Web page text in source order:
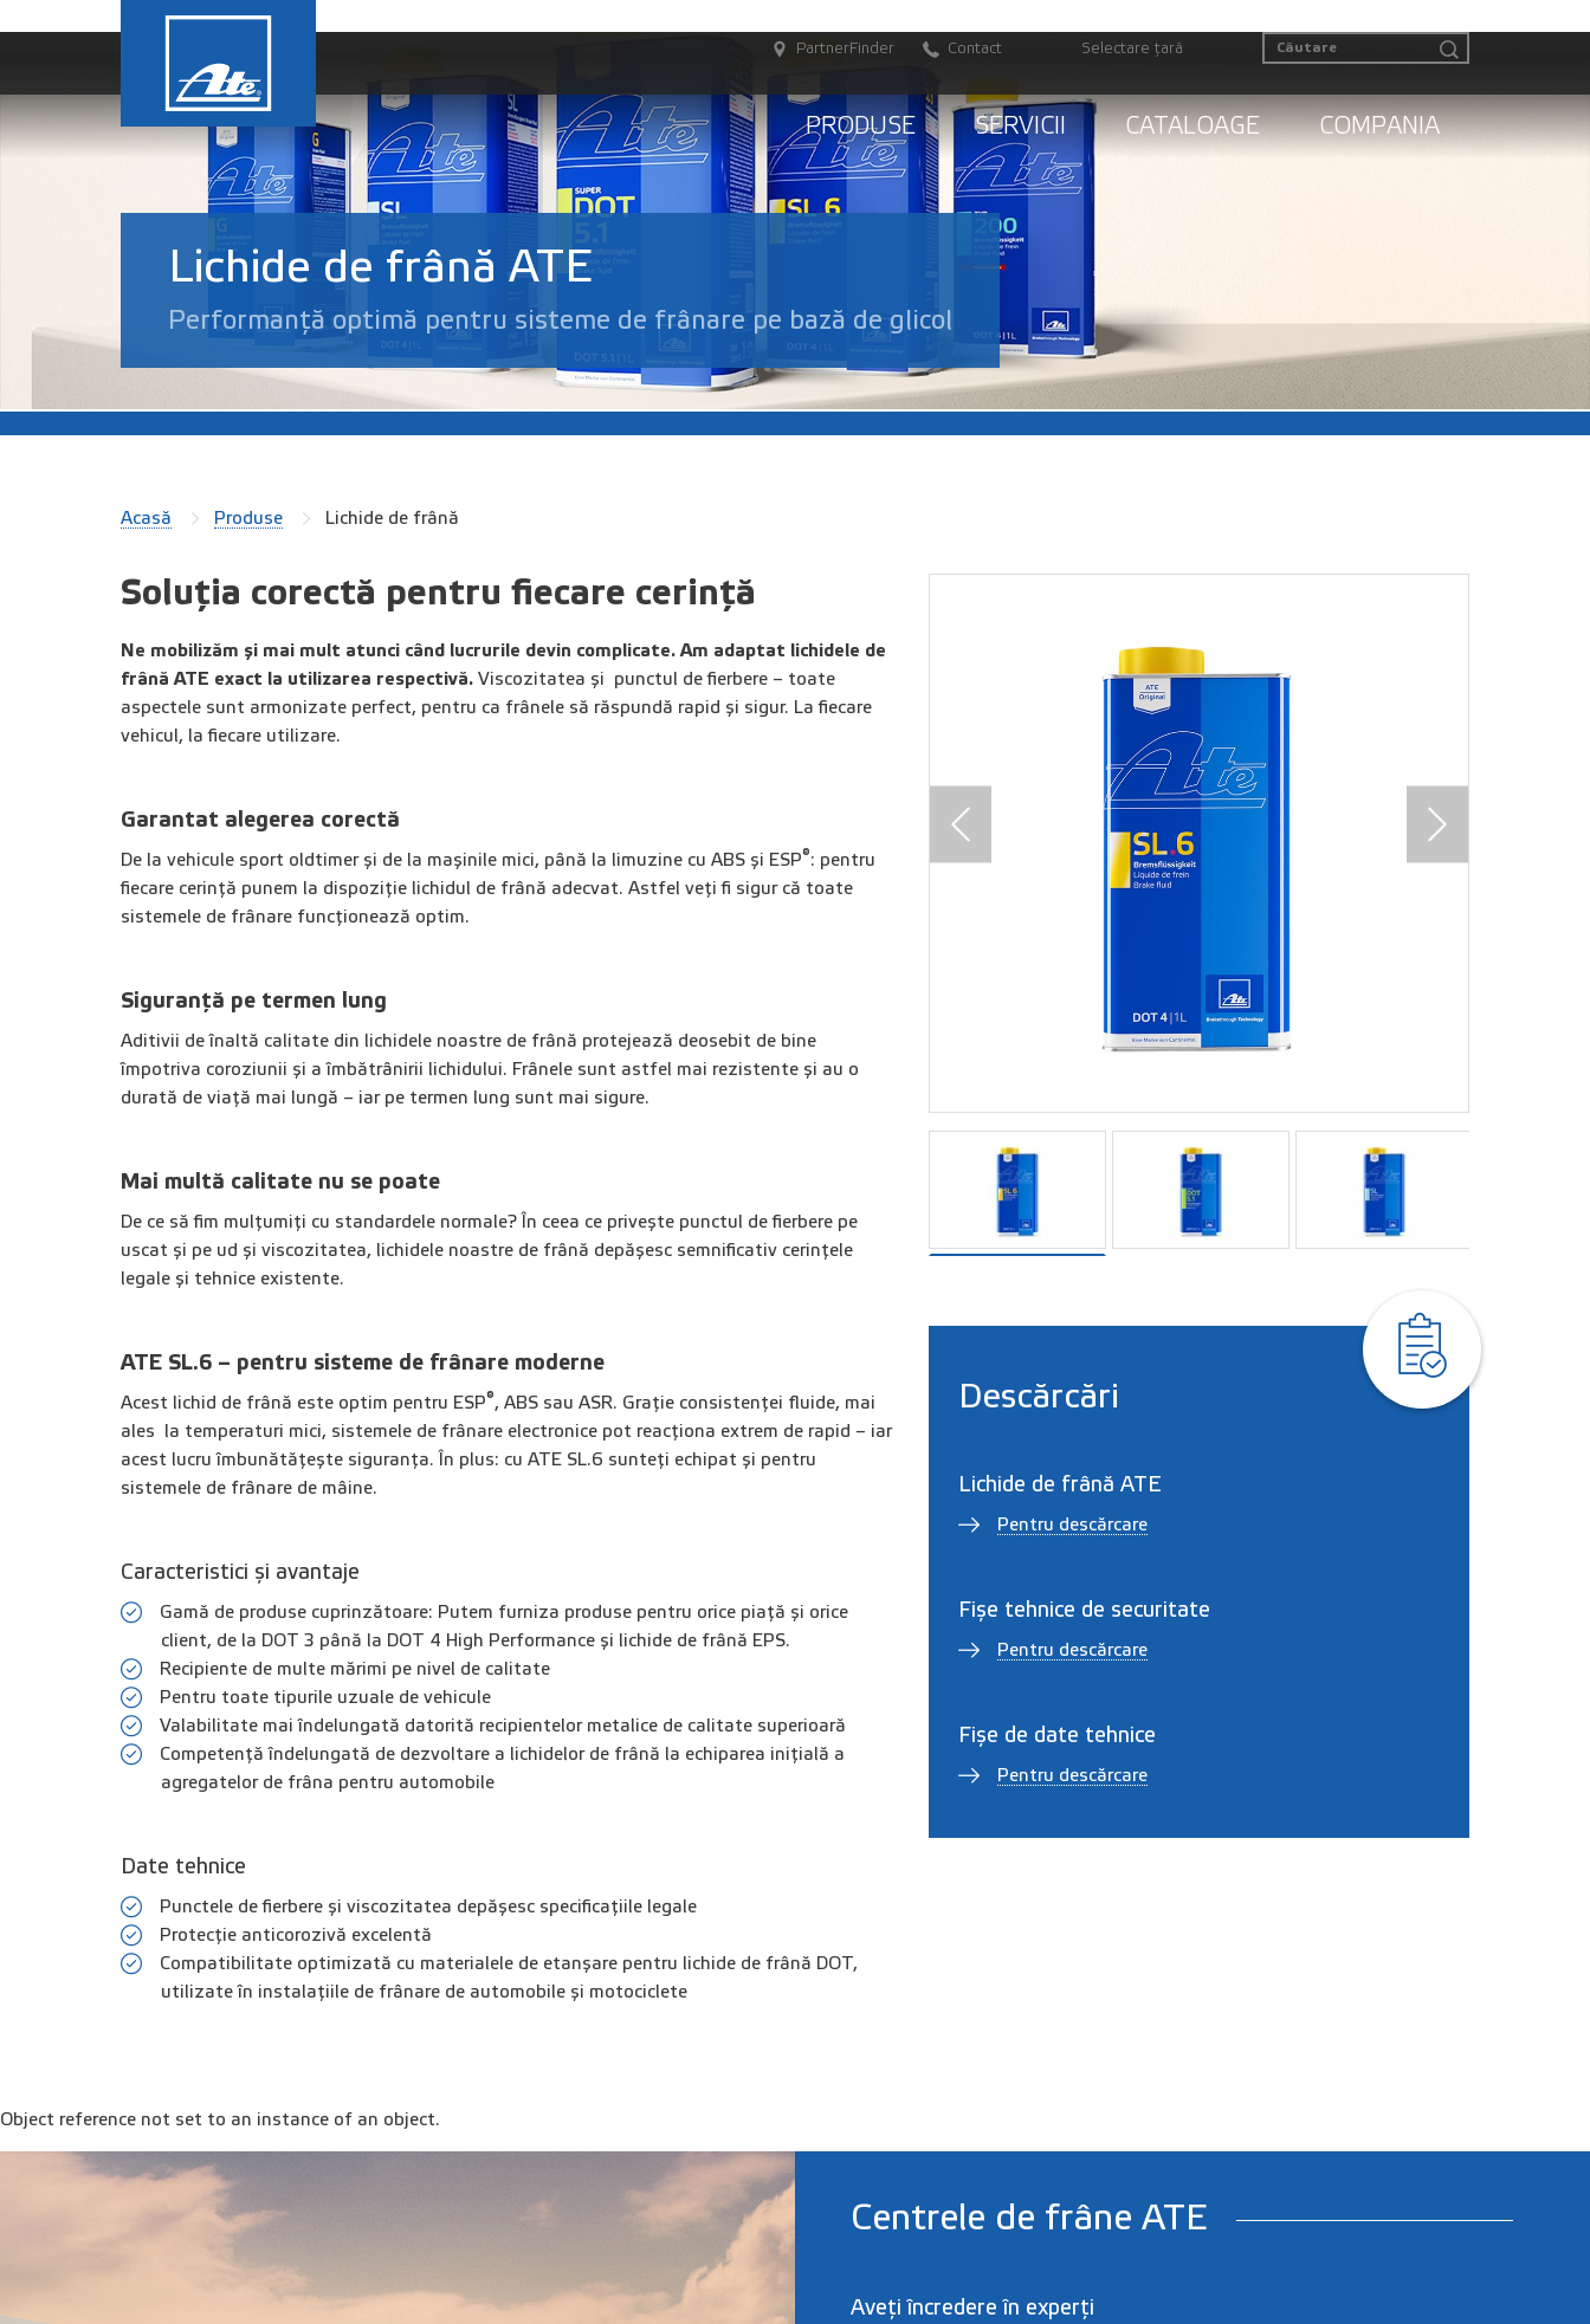
PartnerFinder Contact Selectare țară
PRODUSE SERVICII CATALOAGE COMPANIA
Lichide de frână ATE
Performanță optimă pentru sisteme de frânare pe bază de glicol
Acasă Produse Lichide de frână
Soluția corectă pentru fiecare cerință
Ne mobilizăm și mai mult atunci când lucrurile devin complicate. Am adaptat lichidele de
frână ATE exact la utilizarea respectivă. Viscozitatea și punctul de fierbere – toate
aspectele sunt armonizate perfect, pentru ca frânele să răspundă rapid și sigur. La fiecare
vehicul, la fiecare utilizare.
Garantat alegerea corectă
De la vehicule sport oldtimer și de la mașinile mici, până la limuzine cu ABS și ESP®: pentru
fiecare cerință punem la dispoziție lichidul de frână adecvat. Astfel veți fi sigur că toate
sistemele de frânare funcționează optim.
Siguranță pe termen lung
Aditivii de înaltă calitate din lichidele noastre de frână protejează deosebit de bine
împotriva coroziunii și a îmbătrânirii lichidului. Frânele sunt astfel mai rezistente și au o
durată de viață mai lungă – iar pe termen lung sunt mai sigure.
Mai multă calitate nu se poate
De ce să fim mulțumiți cu standardele normale? În ceea ce privește punctul de fierbere pe
uscat și pe ud și viscozitatea, lichidele noastre de frână depășesc semnificativ cerințele
legale și tehnice existente.
ATE SL.6 – pentru sisteme de frânare moderne
Acest lichid de frână este optim pentru ESP®, ABS sau ASR. Grație consistenței fluide, mai
ales la temperaturi mici, sistemele de frânare electronice pot reacționa extrem de rapid – iar
acest lucru îmbunătățește siguranța. În plus: cu ATE SL.6 sunteți echipat și pentru
sistemele de frânare de mâine.
Caracteristici și avantaje
Gamă de produse cuprinzătoare: Putem furniza produse pentru orice piață și orice
client, de la DOT 3 până la DOT 4 High Performance și lichide de frână EPS.
Recipiente de multe mărimi pe nivel de calitate
Pentru toate tipurile uzuale de vehicule
Valabilitate mai îndelungată datorită recipientelor metalice de calitate superioară
Competență îndelungată de dezvoltare a lichidelor de frână la echiparea inițială a
agregatelor de frâna pentru automobile
Date tehnice
Punctele de fierbere și viscozitatea depășesc specificațiile legale
Protecție anticorozivă excelentă
Compatibilitate optimizată cu materialele de etanșare pentru lichide de frână DOT,
utilizate în instalațiile de frânare de automobile și motociclete
Descărcări
Lichide de frână ATE
Pentru descărcare
Fișe tehnice de securitate
Pentru descărcare
Fișe de date tehnice
Pentru descărcare
Object reference not set to an instance of an object.
Centrele de frâne ATE
Aveți încredere în experți